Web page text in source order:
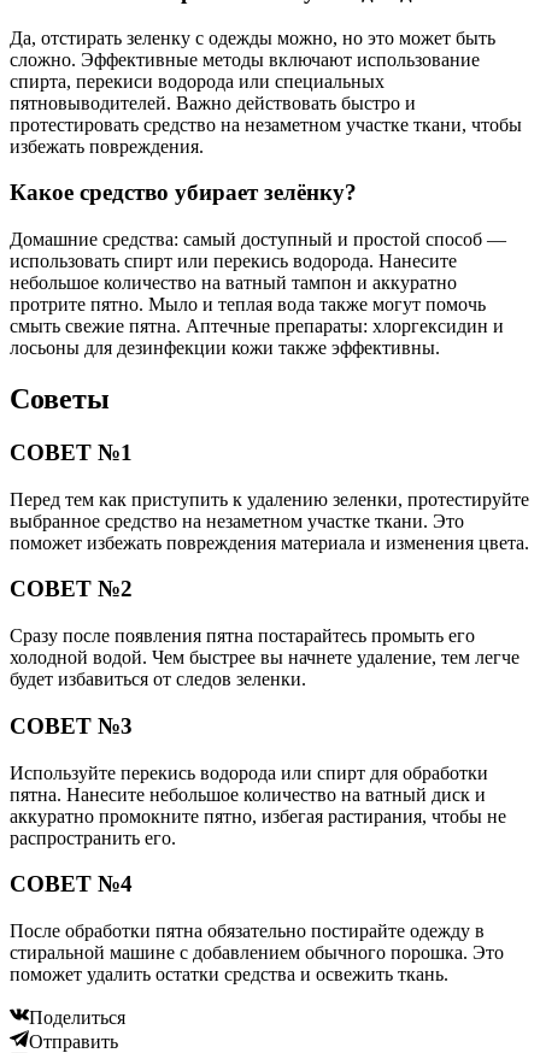
Да, отстирать зеленку с одежды можно, но это может быть
сложно. Эффективные методы включают использование
спирта, перекиси водорода или специальных
пятновыводителей. Важно действовать быстро и
протестировать средство на незаметном участке ткани, чтобы
избежать повреждения.
Какое средство убирает зелёнку?
Домашние средства: самый доступный и простой способ —
использовать спирт или перекись водорода. Нанесите
небольшое количество на ватный тампон и аккуратно
протрите пятно. Мыло и теплая вода также могут помочь
смыть свежие пятна. Аптечные препараты: хлоргексидин и
лосьоны для дезинфекции кожи также эффективны.
Советы
СОВЕТ №1
Перед тем как приступить к удалению зеленки, протестируйте
выбранное средство на незаметном участке ткани. Это
поможет избежать повреждения материала и изменения цвета.
СОВЕТ №2
Сразу после появления пятна постарайтесь промыть его
холодной водой. Чем быстрее вы начнете удаление, тем легче
будет избавиться от следов зеленки.
СОВЕТ №3
Используйте перекись водорода или спирт для обработки
пятна. Нанесите небольшое количество на ватный диск и
аккуратно промокните пятно, избегая растирания, чтобы не
распространить его.
СОВЕТ №4
После обработки пятна обязательно постирайте одежду в
стиральной машине с добавлением обычного порошка. Это
поможет удалить остатки средства и освежить ткань.
Поделиться
Отправить